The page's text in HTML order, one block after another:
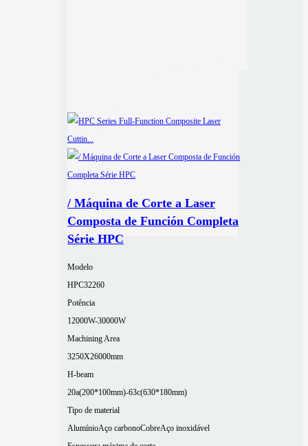
/ Máquina de Corte a Laser
Composta de Función Completa
Série HPC
Modelo
HPC32260
Potência
12000W-30000W
Machining Area
3250X26000mm
H-beam
20a(200*100mm)-63c(630*180mm)
Tipo de material
AlumínioAço carbonoCobreAço inoxidável